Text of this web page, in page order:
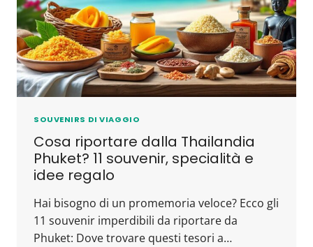
SOUVENIRS DI VIAGGIO
Cosa riportare dalla Thailandia
Phuket? 11 souvenir, specialità e
idee regalo
Hai bisogno di un promemoria veloce? Ecco gli
11 souvenir imperdibili da riportare da
Phuket: Dove trovare questi tesori a…